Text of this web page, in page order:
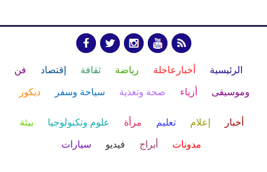
الرئيسية أخبارعاجلة رياضة ثقافة إقتصاد فن
وموسيقى أزياء صحة وتغذية سياحة وسفر ديكور
أخبار إعلام تعليم مرأة علوم وتكنولوجيا بيئة
مدونات أبراج فيديو سيارات